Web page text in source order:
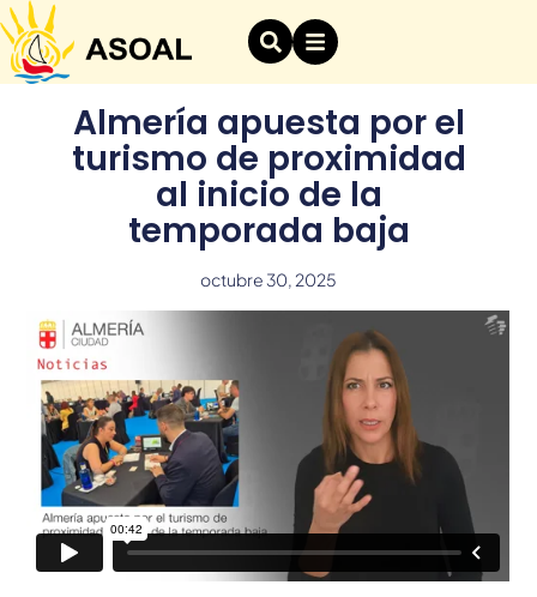
Almería apuesta por el
turismo de proximidad
al inicio de la
temporada baja
octubre 30, 2025